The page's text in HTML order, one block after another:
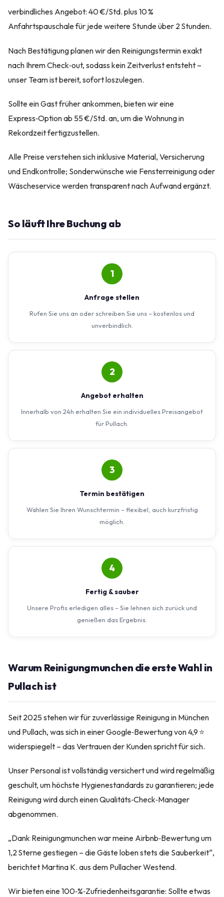
verbindliches Angebot: 40 €/Std. plus 10 %
Anfahrtspauschale für jede weitere Stunde über 2 Stunden.
Nach Bestätigung planen wir den Reinigungstermin exakt
nach Ihrem Check‑out, sodass kein Zeitverlust entsteht –
unser Team ist bereit, sofort loszulegen.
Sollte ein Gast früher ankommen, bieten wir eine
Express‑Option ab 55 €/Std. an, um die Wohnung in
Rekordzeit fertigzustellen.
Alle Preise verstehen sich inklusive Material, Versicherung
und Endkontrolle; Sonderwünsche wie Fensterreinigung oder
Wäscheservice werden transparent nach Aufwand ergänzt.
So läuft Ihre Buchung ab
1
Anfrage stellen
Rufen Sie uns an oder schreiben Sie uns – kostenlos und
unverbindlich.
2
Angebot erhalten
Innerhalb von 24h erhalten Sie ein individuelles Preisangebot
für Pullach.
3
Termin bestätigen
Wählen Sie Ihren Wunschtermin – flexibel, auch kurzfristig
möglich.
4
Fertig & sauber
Unsere Profis erledigen alles – Sie lehnen sich zurück und
genießen das Ergebnis.
Warum Reinigungmunchen die erste Wahl in
Pullach ist
Seit 2025 stehen wir für zuverlässige Reinigung in München
und Pullach, was sich in einer Google‑Bewertung von 4,9 ⭐
widerspiegelt – das Vertrauen der Kunden spricht für sich.
Unser Personal ist vollständig versichert und wird regelmäßig
geschult, um höchste Hygienestandards zu garantieren; jede
Reinigung wird durch einen Qualitäts‑Check‑Manager
abgenommen.
„Dank Reinigungmunchen war meine Airbnb‑Bewertung um
1,2 Sterne gestiegen – die Gäste loben stets die Sauberkeit“,
berichtet Martina K. aus dem Pullacher Westend.
Wir bieten eine 100‑%‑Zufriedenheitsgarantie: Sollte etwas